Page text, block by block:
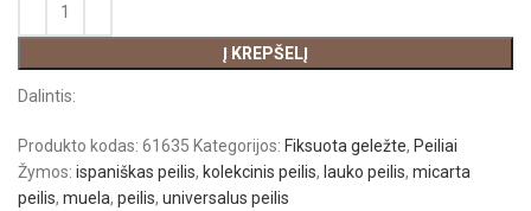
Į KREPŠELĮ
Dalintis:
Produkto kodas:61635 Kategorijos: Fiksuota geležte, Peiliai
Žymos: ispaniškas peilis, kolekcinis peilis, lauko peilis, micarta
peilis, muela, peilis, universalus peilis